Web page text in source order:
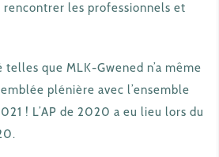
rencontrer les professionnels et
que MLK-Gwened n’a même
plénière avec l’ensemble
! L’AP de 2020 a eu lieu lors du